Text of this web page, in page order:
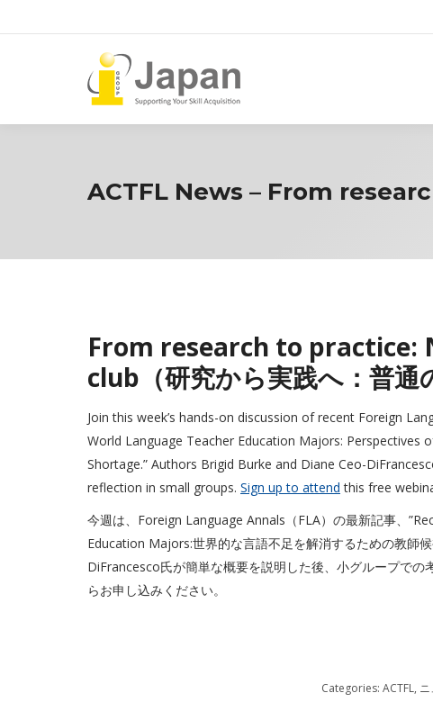
ACTFL News – From
From research to
club（研究から実践へ：普通
Join this week’s hands-on discussion of recent Foreign
World Language Teacher Education Majors: Perspectives
Shortage.” Authors Brigid Burke and Diane Ceo-
reflection in small groups. Sign up to attend this free
今週は、Foreign Language Annals（FLA）の最新記事、
Education Majors:世界的な言語不足を解消するための教師
DiFrancesco氏が簡単な概要を説明した後、小グループでの
らお申し込みください。
Categories: ACTFL,